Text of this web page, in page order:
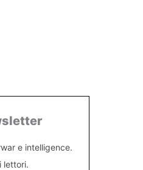
e intelligence.
lettori.